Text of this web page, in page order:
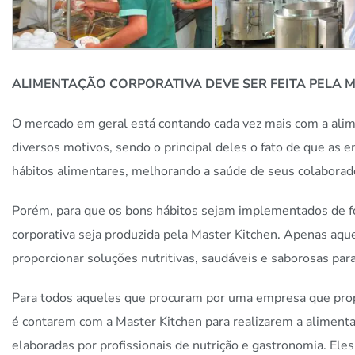
ALIMENTAÇÃO CORPORATIVA DEVE SER FEITA PELA
O mercado em geral está contando cada vez mais com a
diversos motivos, sendo o principal deles o fato de que as
hábitos alimentares, melhorando a saúde de seus
Porém, para que os bons hábitos sejam implementados de
corporativa seja produzida pela Master Kitchen. Apenas
proporcionar soluções nutritivas, saudáveis e saborosas
Para todos aqueles que procuram por uma empresa que
é contarem com a Master Kitchen para realizarem a
elaboradas por profissionais de nutrição e gastronomia.